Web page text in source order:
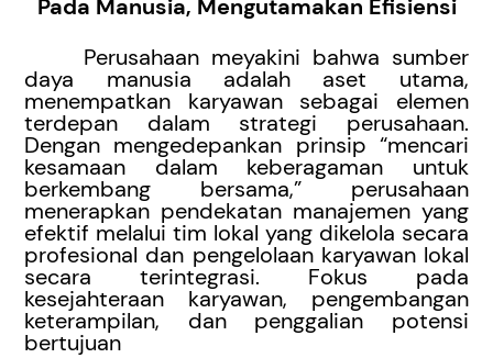
Pada Manusia, Mengutamakan Efisiensi
Perusahaan meyakini bahwa sumber
daya manusia adalah aset utama,
menempatkan karyawan sebagai elemen
terdepan dalam strategi perusahaan.
Dengan mengedepankan prinsip “mencari
kesamaan dalam keberagaman untuk
berkembang bersama,” perusahaan
menerapkan pendekatan manajemen yang
efektif melalui tim lokal yang dikelola secara
profesional dan pengelolaan karyawan lokal
secara terintegrasi. Fokus pada
kesejahteraan karyawan, pengembangan
keterampilan, dan penggalian potensi
bertujuan